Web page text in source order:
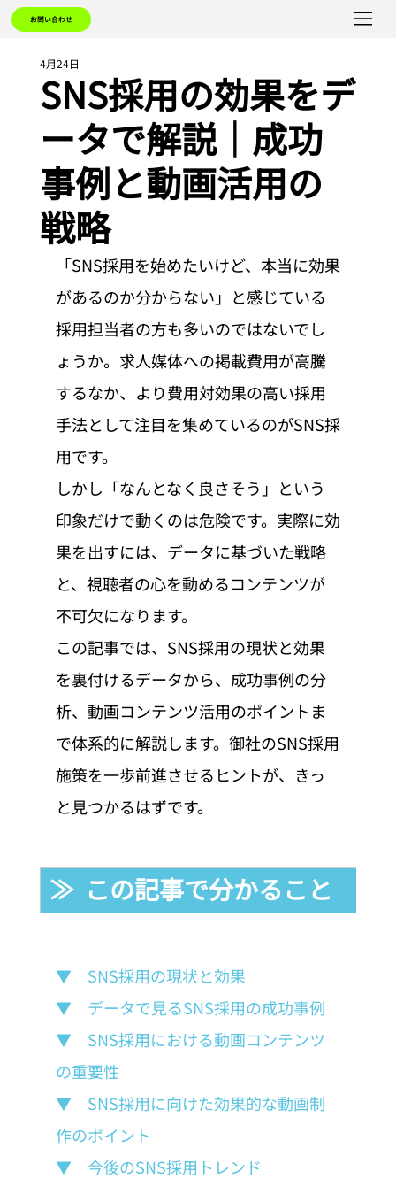
お問い合わせ
SNS採用の効果をデ
ータで解説｜成功
事例と動画活用の
戦略
4月24日
「SNS採用を始めたいけど、本当に効果
があるのか分からない」と感じている
採用担当者の方も多いのではないでし
ょうか。求人媒体への掲載費用が高騰
するなか、より費用対効果の高い採用
手法として注目を集めているのがSNS採
用です。
しかし「なんとなく良さそう」という
印象だけで動くのは危険です。実際に効
果を出すには、データに基づいた戦略
と、視聴者の心を動めるコンテンツが
不可欠になります。
この記事では、SNS採用の現状と効果
を裏付けるデータから、成功事例の分
析、動画コンテンツ活用のポイントま
で体系的に解説します。御社のSNS採用
施策を一歩前進させるヒントが、きっ
と見つかるはずです。
≫  この記事で分かること
▼　SNS採用の現状と効果
▼　データで見るSNS採用の成功事例
▼　SNS採用における動画コンテンツ
の重要性
▼　SNS採用に向けた効果的な動画制
作のポイント
▼　今後のSNS採用トレンド